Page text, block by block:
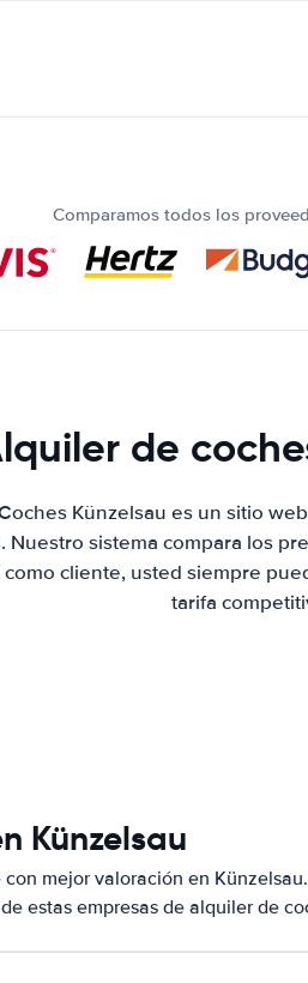
Comparamos todos los
de
Künzelsau es un sitio
Nuestro sistema compara los
cliente, usted siempre
tarifa
Künzelsau
mejor valoración en Künzelsau.
estas empresas de alquiler de